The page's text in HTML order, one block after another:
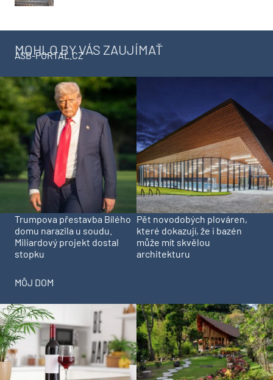
MOHLO BY VÁS ZAUJÍMAŤ
ASB-PORTAL.CZ
Trumpova přestavba Bílého
domu narazila u soudu.
Miliardový projekt dostal
stopku
Pět novodobých plováren,
které dokazují, že i bazén
může mít skvělou
architekturu
MÔJ DOM